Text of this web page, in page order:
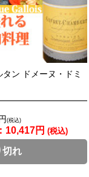
ン ドメーヌ・ドミ
(税込)
10,417円 (税込)
切れ